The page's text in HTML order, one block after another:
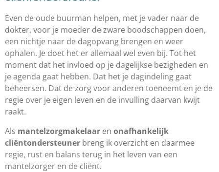
Even de oude buurman helpen, met je vader naar de
dokter, voor je moeder de zware boodschappen doen,
een nichtje naar de dagopvang brengen en weer
ophalen. Je doet het er allemaal wel even bij. Tot het
moment dat het invloed op je dagelijkse bezigheden en
je agenda gaat hebben. Dat het je dagindeling gaat
beheersen. Dat de zorg voor anderen toeneemt en je de
regie over je eigen leven en de invulling daarvan kwijt
raakt.
Als mantelzorgmakelaar en onafhankelijk
cliëntondersteuner breng ik overzicht en daarmee
regie, rust en balans terug in het leven van een
mantelzorger en de cliënt.